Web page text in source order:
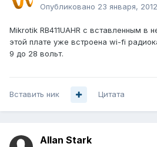
Опубликовано 23 января, 2012
Mikrotik RB411UAHR с вставленным в
этой плате уже встроена wi-fi
9 до 28 вольт.
Вставить ник Цитата
Allan Stark